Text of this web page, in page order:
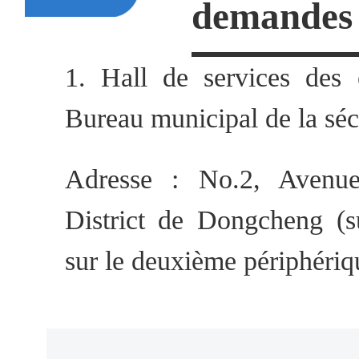
chinois de la Municipalité
4. La copie du justificatif
(pays d'appartenance)
documents
de Chine dans ces pays,
l'ambassade ou le
1. Hall de services des
Bureau municipal de la
Adresse : No.2,
District de Dongcheng
sur le deuxième